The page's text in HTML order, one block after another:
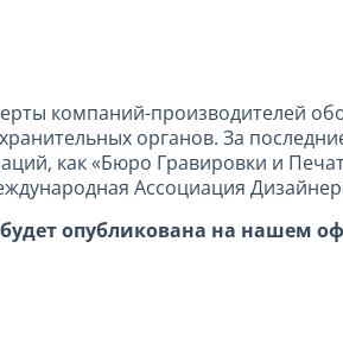
компаний-производителей
органов. За
как «Бюро Гравировки и
Ассоциация
опубликована на нашем